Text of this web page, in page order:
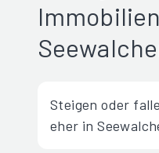
Steigen oder
eher in